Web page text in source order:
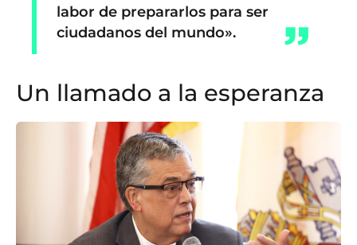
labor de prepararlos para ser
ciudadanos del mundo».
Un llamado a la esperanza